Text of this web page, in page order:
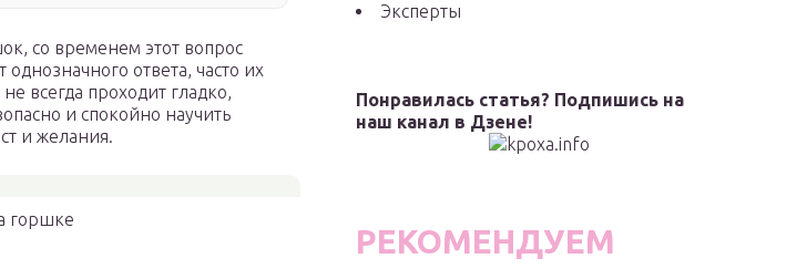
со временем этот вопрос
ответа, часто их
всегда проходит гладко,
и спокойно научить
и желания.
горшке
Эксперты
Понравилась статья? Подпишись на
наш канал в Дзене!
РЕКОМЕНДУЕМ